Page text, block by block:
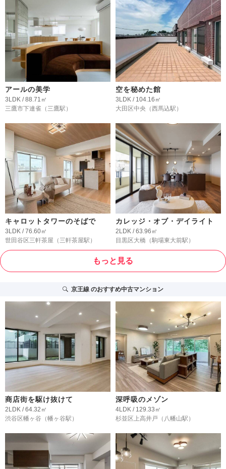
アールの美学
3LDK / 88.71㎡
三鷹市下連雀 （三鷹駅）
空を秘めた館
3LDK / 104.16㎡
大田区中央 （西馬込駅）
キャロットタワーのそばで
3LDK / 76.60㎡
世田谷区三軒茶屋 （三軒茶屋駅）
カレッジ・オブ・デイライト
2LDK / 63.96㎡
目黒区大橋 （駒場東大前駅）
もっと見る
京王線のおすすめ中古マンション
商店街を駆け抜けて
2LDK / 64.32㎡
渋谷区幡ヶ谷 （幡ヶ谷駅）
深呼吸のメゾン
4LDK / 129.33㎡
杉並区上高井戸 （八幡山駅）